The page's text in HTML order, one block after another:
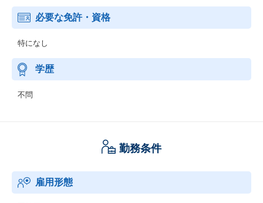
必要な免許・資格
特になし
学歴
不問
勤務条件
雇用形態